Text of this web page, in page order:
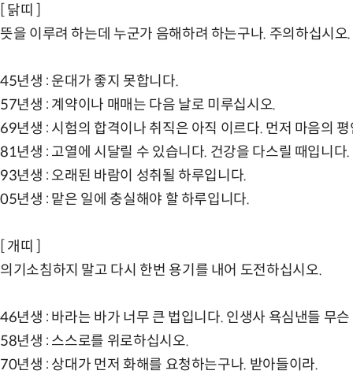
[ 닭띠 ]
뜻을 이루려 하는데 누군가 음해하려 하는구나. 주의하십시오.
45년생 : 운대가 좋지 못합니다.
57년생 : 계약이나 매매는 다음 날로 미루십시오.
69년생 : 시험의 합격이나 취직은 아직 이르다. 먼저 마음의
81년생 : 고열에 시달릴 수 있습니다. 건강을 다스릴 때입니다.
93년생 : 오래된 바람이 성취될 하루입니다.
05년생 : 맡은 일에 충실해야 할 하루입니다.
[ 개띠 ]
의기소침하지 말고 다시 한번 용기를 내어 도전하십시오.
46년생 : 바라는 바가 너무 큰 법입니다. 인생사 욕심낸들 무
58년생 : 스스로를 위로하십시오.
70년생 : 상대가 먼저 화해를 요청하는구나. 받아들이라.